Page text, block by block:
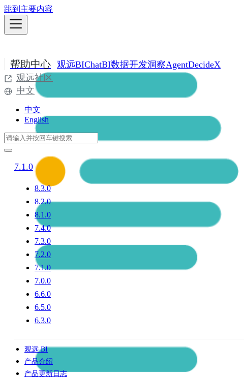
跳到主要内容
帮助中心 观远BIChatBI数据开发洞察AgentDecideX
观远社区
中文
中文
English
7.1.0
8.3.0
8.2.0
8.1.0
7.4.0
7.3.0
7.2.0
7.1.0
7.0.0
6.6.0
6.5.0
6.3.0
观远 BI
产品介绍
产品更新日志